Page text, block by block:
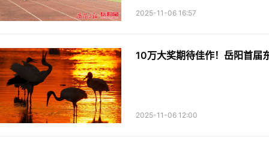
2025-11-06 16:57
10万大奖期待佳作！岳阳首届
2025-11-06 12:00